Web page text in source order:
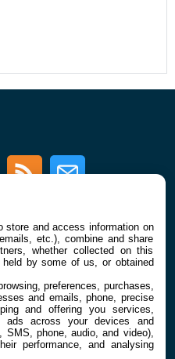
InstagramRSS Newsletter
À PROPOS
La rédaction
Contact
store and access information on
etc.), combine and share
whether collected on this
by some of us, or obtained
preferences, purchases,
and emails, phone, precise
and offering you services,
ads across your devices and
phone, audio, and video),
performance, and analysing